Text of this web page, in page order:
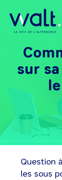
sur
Question
les sous